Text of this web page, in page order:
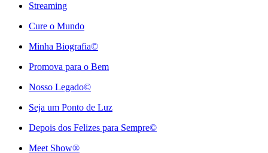
Streaming
Cure o Mundo
Minha Biografia©
Promova para o Bem
Nosso Legado©
Seja um Ponto de Luz
Depois dos Felizes para Sempre©️
Meet Show®